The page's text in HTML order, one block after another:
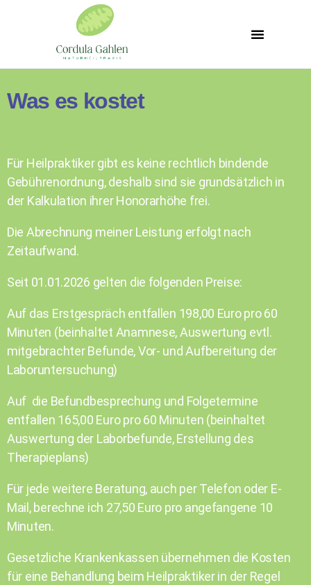
Was es kostet
Für Heilpraktiker gibt es keine rechtlich bindende
Gebührenordnung, deshalb sind sie grundsätzlich in
der Kalkulation ihrer Honorarhöhe frei.
Die Abrechnung meiner Leistung erfolgt nach
Zeitaufwand.
Seit 01.01.2026 gelten die folgenden Preise:
Auf das Erstgespräch entfallen 198,00 Euro pro 60
Minuten (beinhaltet Anamnese, Auswertung evtl.
mitgebrachter Befunde, Vor- und Aufbereitung der
Laboruntersuchung)
Auf die Befundbesprechung und Folgetermine
entfallen 165,00 Euro pro 60 Minuten (beinhaltet
Auswertung der Laborbefunde, Erstellung des
Therapieplans)
Für jede weitere Beratung, auch per Telefon oder E-
Mail, berechne ich 27,50 Euro pro angefangene 10
Minuten.
Gesetzliche Krankenkassen übernehmen die Kosten
für eine Behandlung beim Heilpraktiker in der Regel